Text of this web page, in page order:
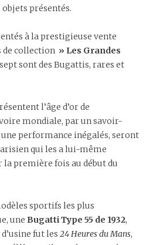
présentés.
à la prestigieuse vente
de collection » Les Grandes
sont des Bugattis, rares et
l’âge d’or de
mondiale, par un savoir-
performance inégalés, seront
qui les a lui-même
première fois au début du
sportifs les plus
une Bugatti Type 55 de 1932,
fut les 24 Heures du Mans,